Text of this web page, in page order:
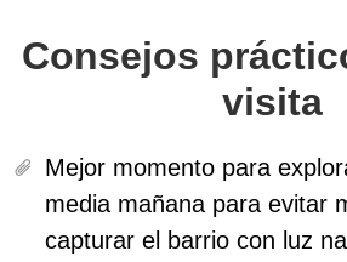
Consejos
visita
Mejor momento para
media mañana para evitar
capturar el barrio con luz